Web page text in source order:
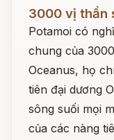
3000 vị thần
Potamoi có
chung của
Oceanus, họ
tiên đại dương
sông suối mọi
của các nàng